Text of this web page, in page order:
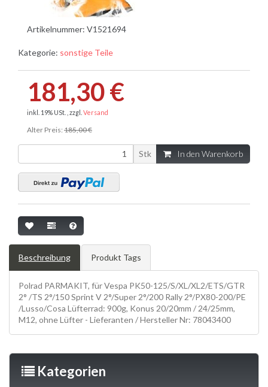
Artikelnummer: V1521694
Kategorie: sonstige Teile
181,30 €
inkl. 19% USt. , zzgl. Versand
Alter Preis: 185,00 €
Stk In den Warenkorb
Beschreibung Produkt Tags
Polrad PARMAKIT, für Vespa PK50-125/S/XL/XL2/ETS/GTR
2° /TS 2°/150 Sprint V 2°/Super 2°/200 Rally 2°/PX80-200/PE
/Lusso/Cosa Lüfterrad: 900g, Konus 20/20mm / 24/25mm,
M12, ohne Lüfter - Lieferanten / Hersteller Nr: 78043400
Kategorien